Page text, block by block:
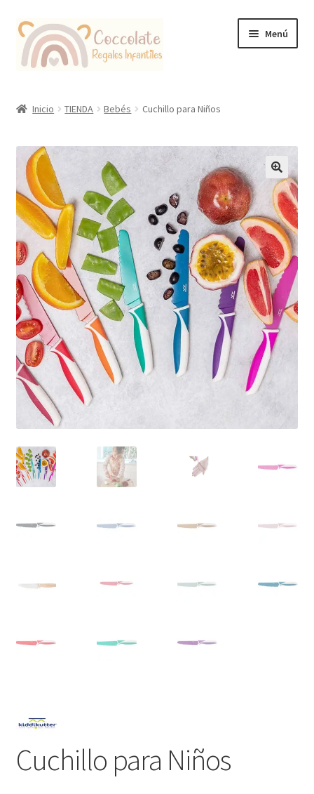
Ir
la
Ir
contenido
Menú
Inicio TIENDA Bebés Cuchillo para Niños
🔍
Cuchillo para Niños